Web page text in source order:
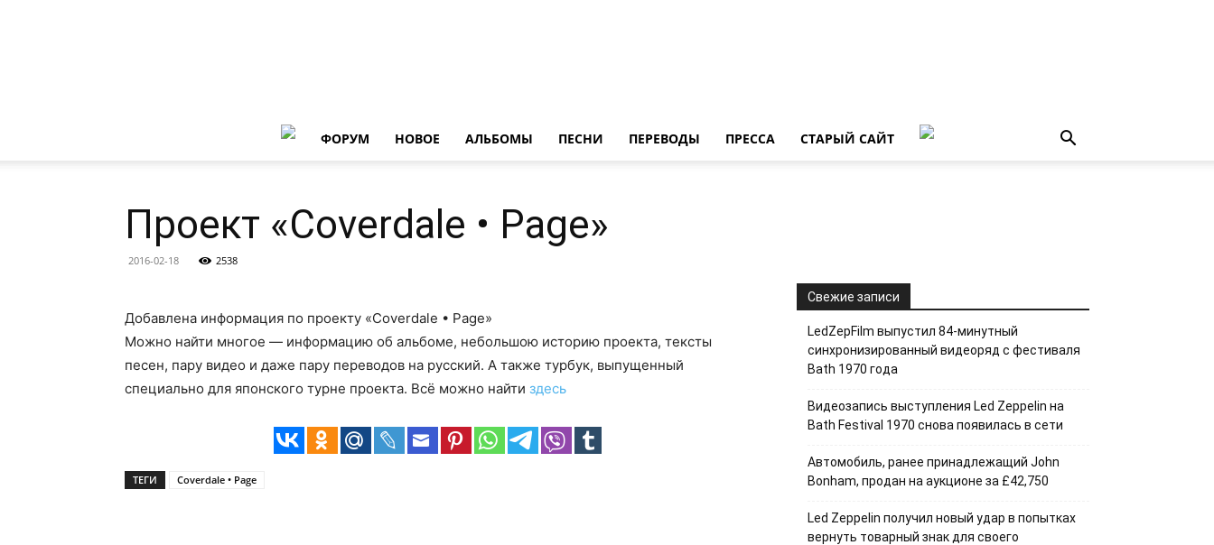
ФОРУМ НОВОE АЛЬБОМЫ ПЕСНИ ПЕРЕВОДЫ ПРЕССА СТАРЫЙ САЙТ
Проект «Coverdale • Page»
2016-02-18 2538
Добавлена информация по проекту «Coverdale • Page»
Можно найти многое — информацию об альбоме, небольшою историю проекта, тексты
песен, пару видео и даже пару переводов на русский. А также турбук, выпущенный
специально для японского турне проекта. Всё можно найти здесь
ТЕГИ Coverdale • Page
Свежие записи
LedZepFilm выпустил 84-минутный
синхронизированный видеоряд с фестиваля
Bath 1970 года
Видеозапись выступления Led Zeppelin на
Bath Festival 1970 снова появилась в сети
Автомобиль, ранее принадлежащий John
Bonham, продан на аукционе за £42,750
Led Zeppelin получил новый удар в попытках
вернуть товарный знак для своего